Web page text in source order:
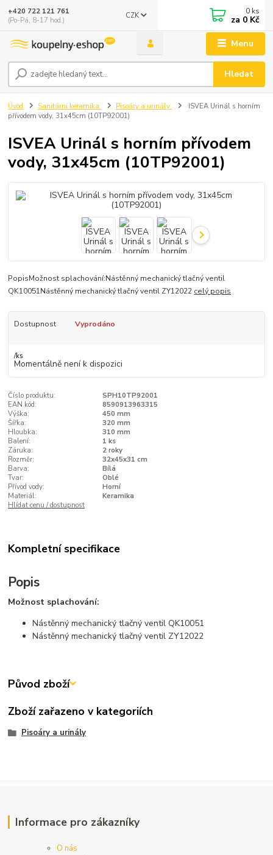
Menu
CZK
Hledat
+420 722 121 761
(Po-Pá, 8-17 hod.)
0 ks
za 0 Kč
Úvod Sanitárni keramika Pisoáry a urinály
ISVEA Urinál s horním
přívodem vody, 31x45cm (10TP92001)
ISVEA Urinál s horním přívodem
vody, 31x45cm (10TP92001)
PopisMožnost splachování:Nástěnný mechanický tlačný ventil
QK10051Nástěnný mechanický tlačný ventil ZY12022 celý popis
Dostupnost Vyprodáno
/ks
Momentálně není k dispozici
Číslo produktu:
SPH10TP92001
EAN kód:
8590913963315
Výška:
450 mm
Šířka:
320 mm
Hloubka:
310 mm
Balení:
1 ks
Záruka:
2 roky
Rozměr:
32x45x31 cm
Barva:
Bílá
Tvar:
Oblé
Přívod vody:
Horní
Materiál:
Keramika
Hlídat cenu / dostupnost
Kompletní specifikace
Popis
Možnost splachování:
Nástěnný mechanický tlačný ventil QK10051
Nástěnný mechanický tlačný ventil ZY12022
Původ zboží
Zboží zařazeno v kategoriích
Pisoáry a urinály
Informace pro zákazníky
O nás